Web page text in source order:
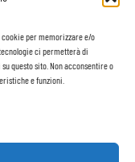
per memorizzare e/o
ci permetterà di
questo sito. Non acconsentire o
e funzioni.